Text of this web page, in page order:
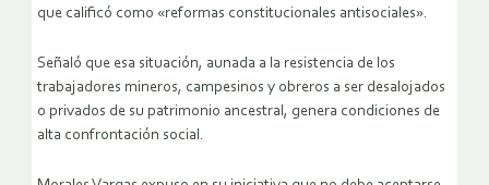
que calificó como «reformas constitucionales antisociales».
Señaló que esa situación, aunada a la resistencia de los
trabajadores mineros, campesinos y obreros a ser desalojados
o privados de su patrimonio ancestral, genera condiciones de
alta confrontación social.